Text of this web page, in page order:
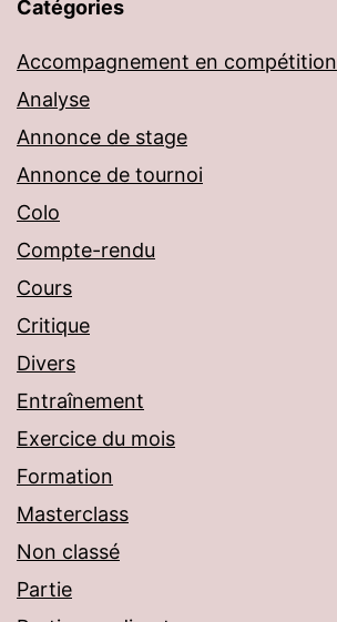
Catégories
Accompagnement en compétition
Analyse
Annonce de stage
Annonce de tournoi
Colo
Compte-rendu
Cours
Critique
Divers
Entraînement
Exercice du mois
Formation
Masterclass
Non classé
Partie